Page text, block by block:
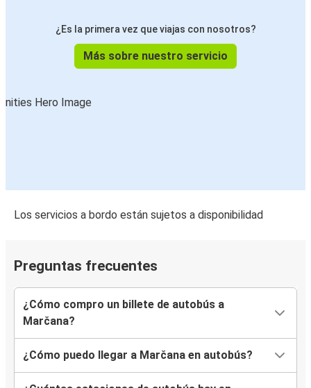
¿Es la primera vez que viajas con nosotros?
Más sobre nuestro servicio
Los servicios a bordo están sujetos a disponibilidad
Preguntas frecuentes
¿Cómo compro un billete de autobús a
Marčana?
¿Cómo puedo llegar a Marčana en autobús?